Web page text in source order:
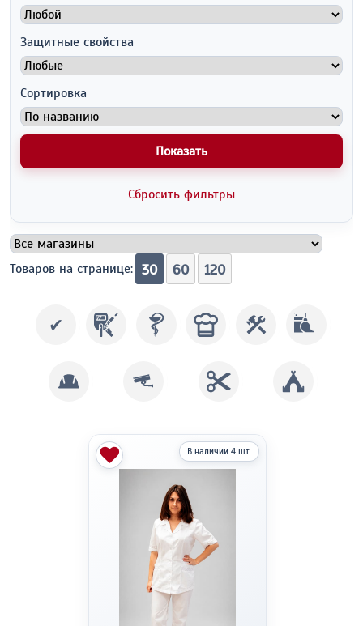
Защитные свойства
Сортировка
Показать
Сбросить фильтры
Товаров на странице: 30 60 120
✔
В наличии 4 шт.